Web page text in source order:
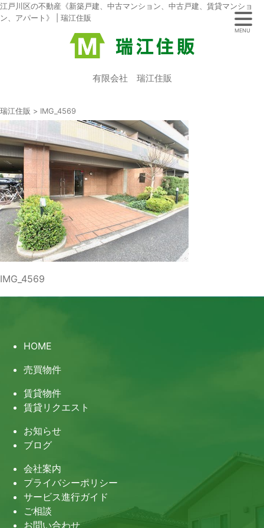
江戸川区の不動産《新築戸建、中古マンション、中古戸建、賃貸マンショ
ン、アパート》 | 瑞江住販
有限会社 瑞江住販
瑞江住販 > IMG_4569
IMG_4569
MENU
HOME
売買物件
賃貸物件
賃貸リクエスト
お知らせ
ブログ
会社案内
プライバシーポリシー
サービス進行ガイド
ご相談
お問い合わせ